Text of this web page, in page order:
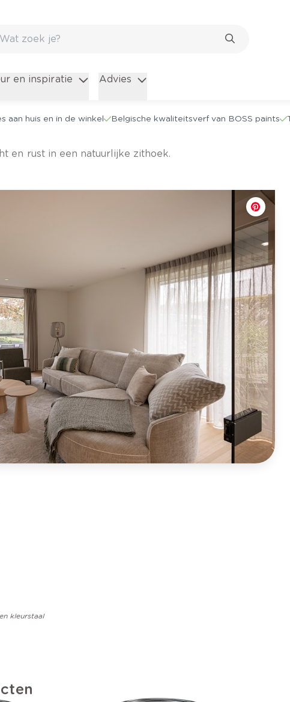
en inspiratie Advies
aan huis en in de winkel Belgische kwaliteitsverf van BOSS paints
en rust in een natuurlijke zithoek.
kleurstaal